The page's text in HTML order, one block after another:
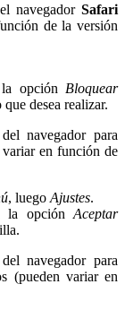
navegador Safari
de la versión
opción Bloquear
desea realizar.
del navegador para
variar en función de
, luego Ajustes.
la opción Aceptar
del navegador para
(pueden variar en